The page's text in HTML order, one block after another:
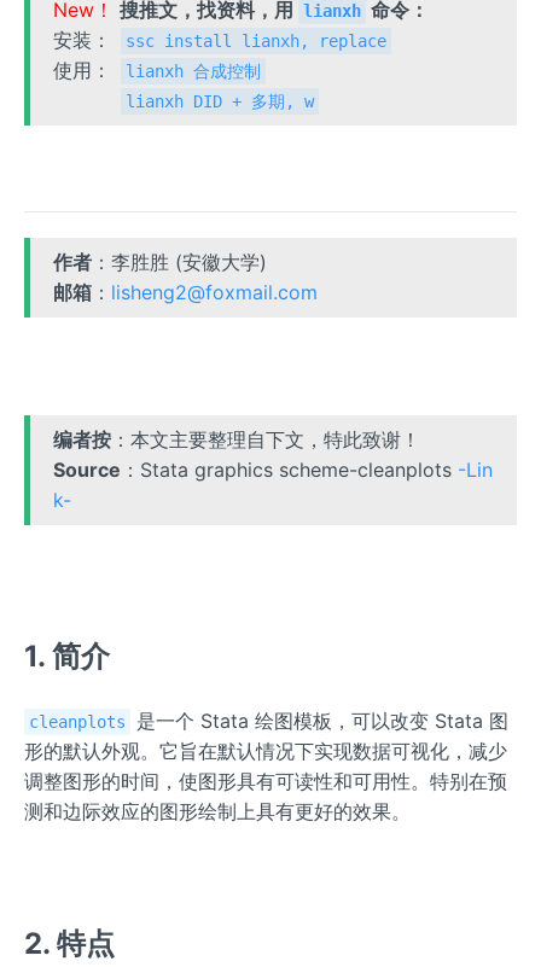
New！ 搜推文，找资料，用 lianxh 命令：
安装：
ssc install lianxh, replace
使用：
lianxh 合成控制
lianxh DID + 多期, w
作者 ：李胜胜 (安徽大学)
邮箱 ： lisheng2@foxmail.com
编者按 ：本文主要整理自下文，特此致谢！
Source ：Stata graphics scheme-cleanplots -Lin
k-
1. 简介
cleanplots
是一个 Stata 绘图模板，可以改变 Stata 图
形的默认外观。它旨在默认情况下实现数据可视化，减少
调整图形的时间，使图形具有可读性和可用性。特别在预
测和边际效应的图形绘制上具有更好的效果。
2. 特点